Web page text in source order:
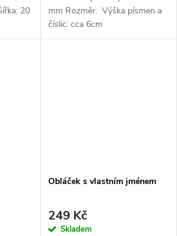
20
mm Rozměr: Výška písmen a
číslic: cca 6cm
Obláček s vlastním jménem
249 Kč
Skladem